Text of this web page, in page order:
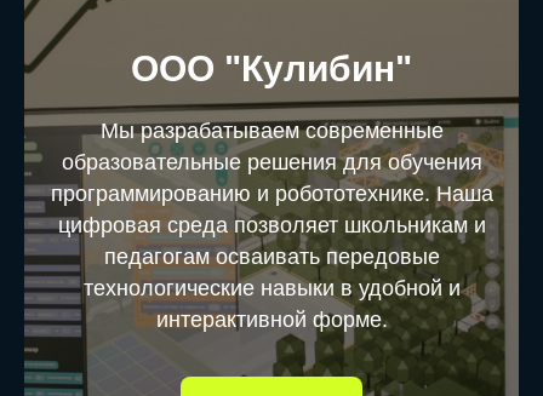
ООО "Кулибин"
Мы разрабатываем современные
образовательные решения для обучения
программированию и робототехнике. Наша
цифровая среда позволяет школьникам и
педагогам осваивать передовые
технологические навыки в удобной и
интерактивной форме.